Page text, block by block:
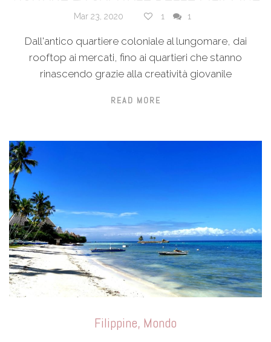
Mar 23, 2020 1 1
Dall'antico quartiere coloniale al lungomare, dai
rooftop ai mercati, fino ai quartieri che stanno
rinascendo grazie alla creatività giovanile
READ MORE
Filippine, Mondo